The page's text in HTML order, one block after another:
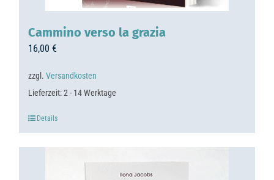
Cammino verso la grazia
16,00 €
zzgl. Versandkosten
Lieferzeit:2 - 14 Werktage
Details